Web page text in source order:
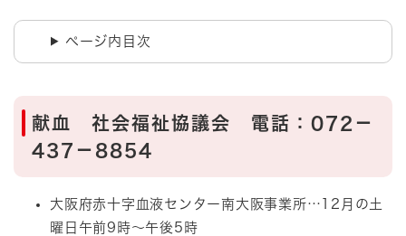
ページ内目次
献血 社会福祉協議会 電話：072－
437－8854 ​​​​
​大阪府赤十字血液センター南大阪事業所…12月の土
曜日午前9時～午後5時